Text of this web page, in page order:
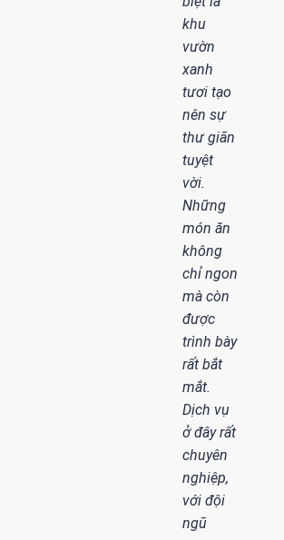
khu
vườn
xanh
tươi tạo
nên sự
thư giãn
tuyệt
vời.
Những
món ăn
không
chỉ ngon
mà còn
được
trình bày
rất bắt
mắt.
Dịch vụ
ở đây rất
chuyên
nghiệp,
với đội
ngũ